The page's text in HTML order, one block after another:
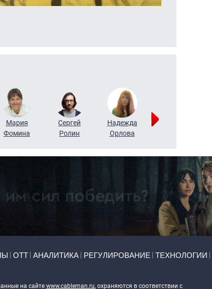
Мария
Фомина
Сергей
Ролин
Надежда
Орлова
ОТТ АНАЛИТИКА РЕГУЛИРОВАНИЕ ТЕХНОЛОГИИ
на сайте www.cableman.ru, охраняются в соответствии с